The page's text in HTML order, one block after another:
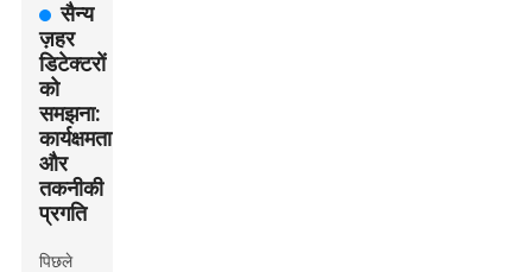
सैन्य
ज़हर
डिटेक्टरों
को
समझना:
कार्यक्षमता
और
तकनीकी
प्रगति
पिछले